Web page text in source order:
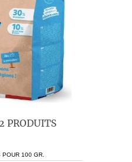
PRODUITS
POUR 100 GR.